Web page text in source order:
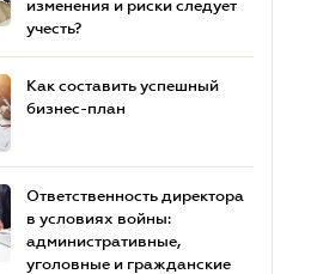
изменения и риски следует
учесть?
Как составить успешный
бизнес-план
Ответственность директора
в условиях войны:
административные,
уголовные и гражданские